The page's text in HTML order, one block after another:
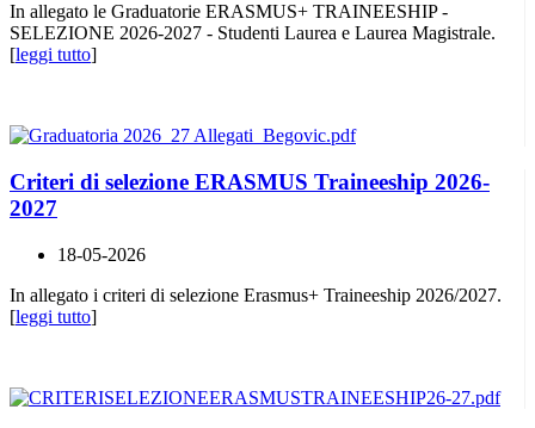
In allegato le Graduatorie ERASMUS+ TRAINEESHIP -
SELEZIONE 2026-2027 - Studenti Laurea e Laurea Magistrale.
[leggi tutto]
Criteri di selezione ERASMUS Traineeship 2026-
2027
18-05-2026
In allegato i criteri di selezione Erasmus+ Traineeship 2026/2027.
[leggi tutto]